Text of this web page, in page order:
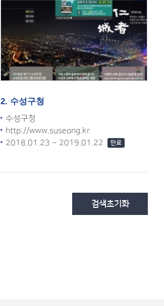
2. 수성구청
수성구청
http://www.suseong.kr
2018.01.23 ~ 2019.01.22
만료
검색초기화